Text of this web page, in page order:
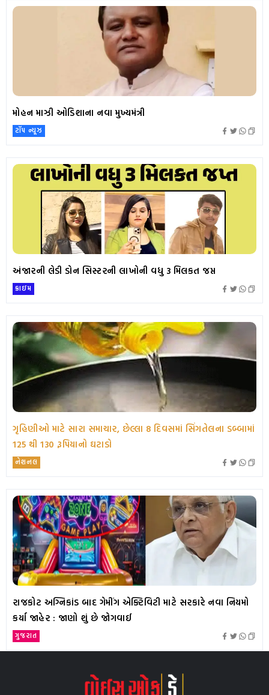
મોહન માઝી ઓડિશાના નવા મુખ્યમંત્રી
ટૉપ ન્યૂઝ
અંજારની લેડી ડોન સિસ્ટરની લાખોની વધુ 3 મિલકત જપ્ત
ક્રાઇમ
ગૃહિણીઓ માટે સારા સમાચાર, છેલ્લા 8 દિવસમાં સિંગતેલના ડબ્બામાં
125 થી 130 રૂપિયાનો ઘટાડો
નેશનલ
રાજકોટ અગ્નિકાંડ બાદ ગેમીંગ એક્ટિવિટી માટે સરકારે નવા નિયમો
કર્યા જાહેર : જાણો શું છે જોગવાઈ
ગુજરાત